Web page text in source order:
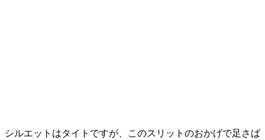
シルエットはタイトですが、このスリットのおかげで足さば